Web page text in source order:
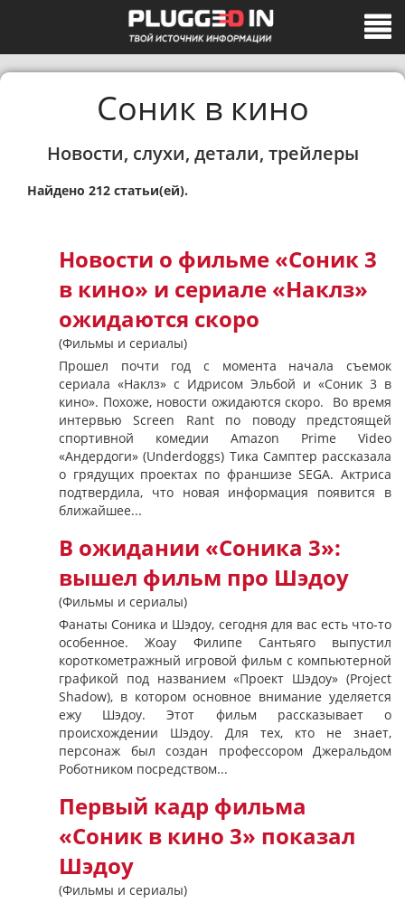
Соник в кино
Новости, слухи, детали, трейлеры
Найдено 212 статьи(ей).
Новости о фильме «Соник 3
в кино» и сериале «Наклз»
ожидаются скоро
(Фильмы и сериалы)
Прошел почти год с момента начала съемок
сериала «Наклз» с Идрисом Эльбой и «Соник 3 в
кино». Похоже, новости ожидаются скоро. Во время
интервью Screen Rant по поводу предстоящей
спортивной комедии Amazon Prime Video
«Андердоги» (Underdoggs) Тика Самптер рассказала
о грядущих проектах по франшизе SEGA. Актриса
подтвердила, что новая информация появится в
ближайшее...
В ожидании «Соника 3»:
вышел фильм про Шэдоу
(Фильмы и сериалы)
Фанаты Соника и Шэдоу, сегодня для вас есть что-то
особенное. Жоау Филипе Сантьяго выпустил
короткометражный игровой фильм с компьютерной
графикой под названием «Проект Шэдоу» (Project
Shadow), в котором основное внимание уделяется
ежу Шэдоу. Этот фильм рассказывает о
происхождении Шэдоу. Для тех, кто не знает,
персонаж был создан профессором Джеральдом
Роботником посредством...
Первый кадр фильма
«Соник в кино 3» показал
Шэдоу
(Фильмы и сериалы)